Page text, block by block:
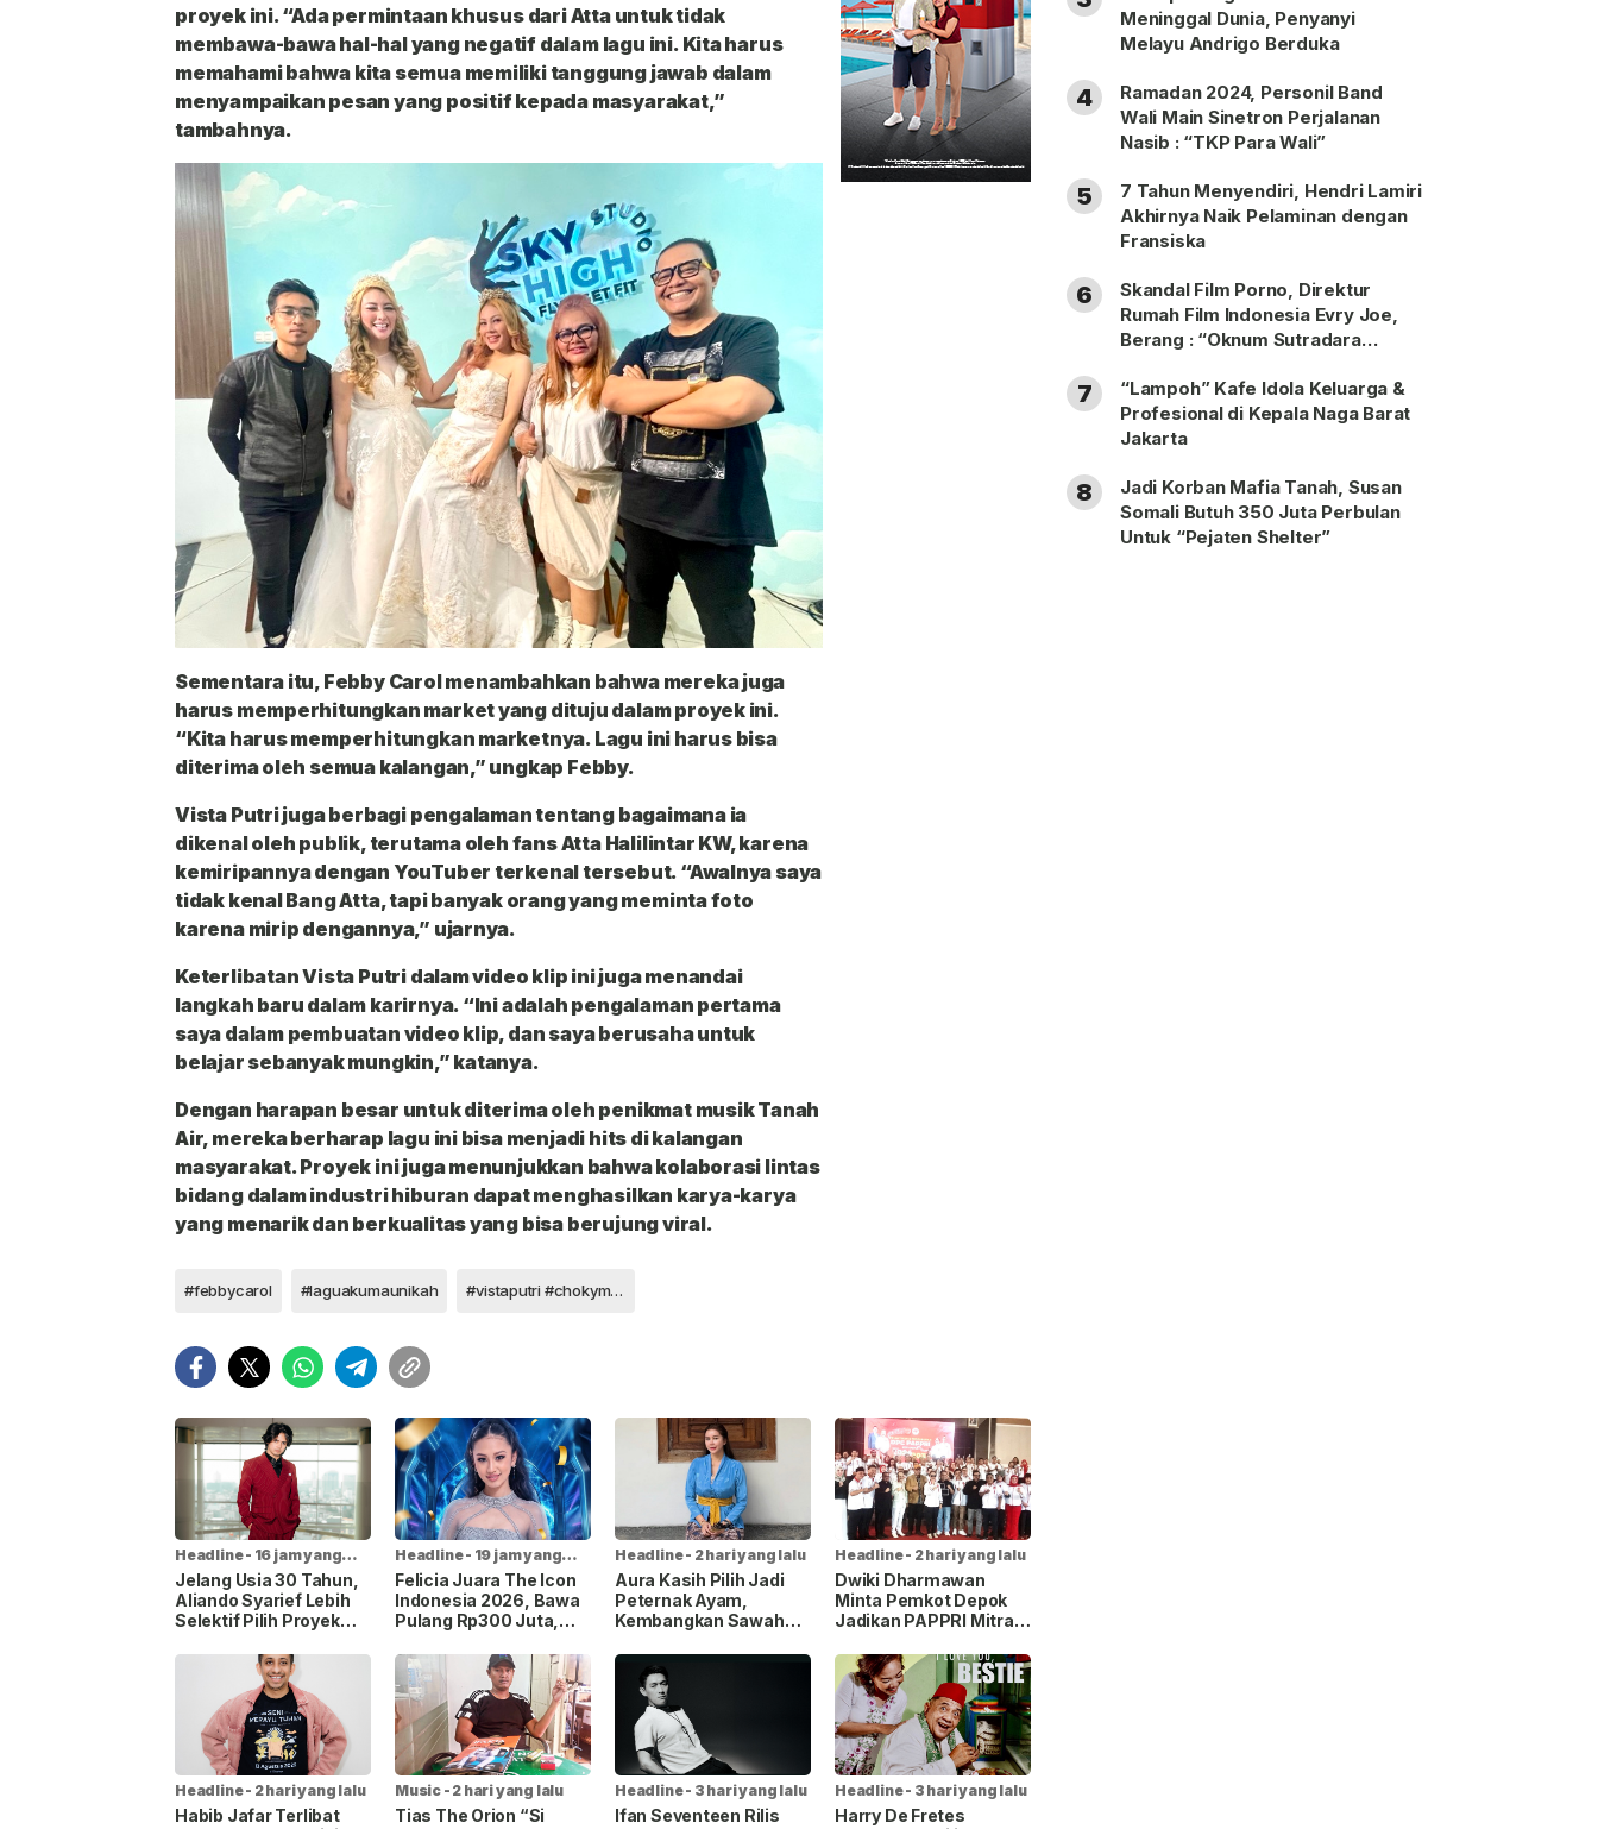
proyek ini. “Ada permintaan khusus dari Atta untuk tidak
membawa-bawa hal-hal yang negatif dalam lagu ini. Kita harus
memahami bahwa kita semua memiliki tanggung jawab dalam
menyampaikan pesan yang positif kepada masyarakat,”
tambahnya.
Sementara itu, Febby Carol menambahkan bahwa mereka juga
harus memperhitungkan market yang dituju dalam proyek ini.
“Kita harus memperhitungkan marketnya. Lagu ini harus bisa
diterima oleh semua kalangan,” ungkap Febby.
Vista Putri juga berbagi pengalaman tentang bagaimana ia
dikenal oleh publik, terutama oleh fans Atta Halilintar KW, karena
kemiripannya dengan YouTuber terkenal tersebut. “Awalnya saya
tidak kenal Bang Atta, tapi banyak orang yang meminta foto
karena mirip dengannya,” ujarnya.
Keterlibatan Vista Putri dalam video klip ini juga menandai
langkah baru dalam karirnya. “Ini adalah pengalaman pertama
saya dalam pembuatan video klip, dan saya berusaha untuk
belajar sebanyak mungkin,” katanya.
Dengan harapan besar untuk diterima oleh penikmat musik Tanah
Air, mereka berharap lagu ini bisa menjadi hits di kalangan
masyarakat. Proyek ini juga menunjukkan bahwa kolaborasi lintas
bidang dalam industri hiburan dapat menghasilkan karya-karya
yang menarik dan berkualitas yang bisa berujung viral.
#febbycarol #laguakumaunikah #vistaputri #chokymyman #lagu1sampai10
Headline- 16 jam yang
lalu
Jelang Usia 30 Tahun,
Aliando Syarief Lebih
Selektif Pilih Proyek
Waktu
Headline- 19 jam yang
lalu
Felicia Juara The Icon
Indonesia 2026, Bawa
Pulang Rp300 Juta,
Kontrak Rekaman
Headline- 2 hari yang lalu
Aura Kasih Pilih Jadi
Peternak Ayam,
Kembangkan Sawah
Ketahanan Pangan
Headline- 2 hari yang lalu
Dwiki Dharmawan
Minta Pemkot Depok
Jadikan PAPPRI Mitra
Pengembangan
Industri Musik
Headline- 2 hari yang lalu
Habib Jafar Terlibat
Music - 2 hari yang lalu
Tias The Orion “Si
Headline- 3 hari yang lalu
Ifan Seventeen Rilis
Headline- 3 hari yang lalu
Harry De Fretes
Meninggal Dunia, Penyanyi
Melayu Andrigo Berduka
4
Ramadan 2024, Personil Band
Wali Main Sinetron Perjalanan
Nasib : “TKP Para Wali”
5
7 Tahun Menyendiri, Hendri Lamiri
Akhirnya Naik Pelaminan dengan
Fransiska
6
Skandal Film Porno, Direktur
Rumah Film Indonesia Evry Joe,
Berang : “Oknum Sutradara
7
“Lampoh” Kafe Idola Keluarga &
Profesional di Kepala Naga Barat
Jakarta
8
Jadi Korban Mafia Tanah, Susan
Somali Butuh 350 Juta Perbulan
Untuk “Pejaten Shelter”